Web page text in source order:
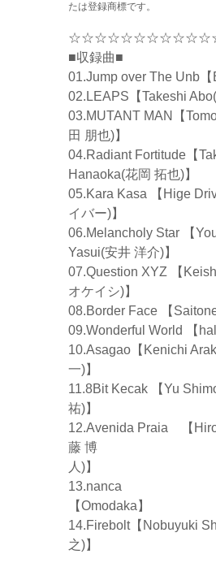
たは登録商標です。
■収録曲■
01.Jump over The Unb【
02.LEAPS【Takeshi Abo(
03.MUTANT MAN【
田 朋也)】
04.Radiant Fortitude【
Hanaoka(花岡 拓也)】
05.Kara Kasa 【Hige
イバー)】
06.Melancholy Star 【
Yasui(安井 洋介)】
07.Question XYZ 【
オケイシ)】
08.Border Face 【Saitone
09.Wonderful World
10.Asagao【Kenichi
一)】
11.8Bit Kecak 【Yu
祐)】
12.Avenida Praia 【
藤 博
人)
13.nanca
【
14.Firebolt【Nobuyuki
之)】